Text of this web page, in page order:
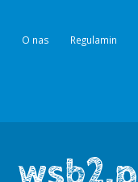
O nas Regulamin